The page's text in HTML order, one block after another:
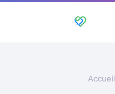
Accueil